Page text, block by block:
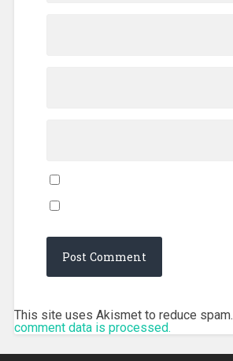
This site uses Akismet to reduce spam.
comment data is processed.